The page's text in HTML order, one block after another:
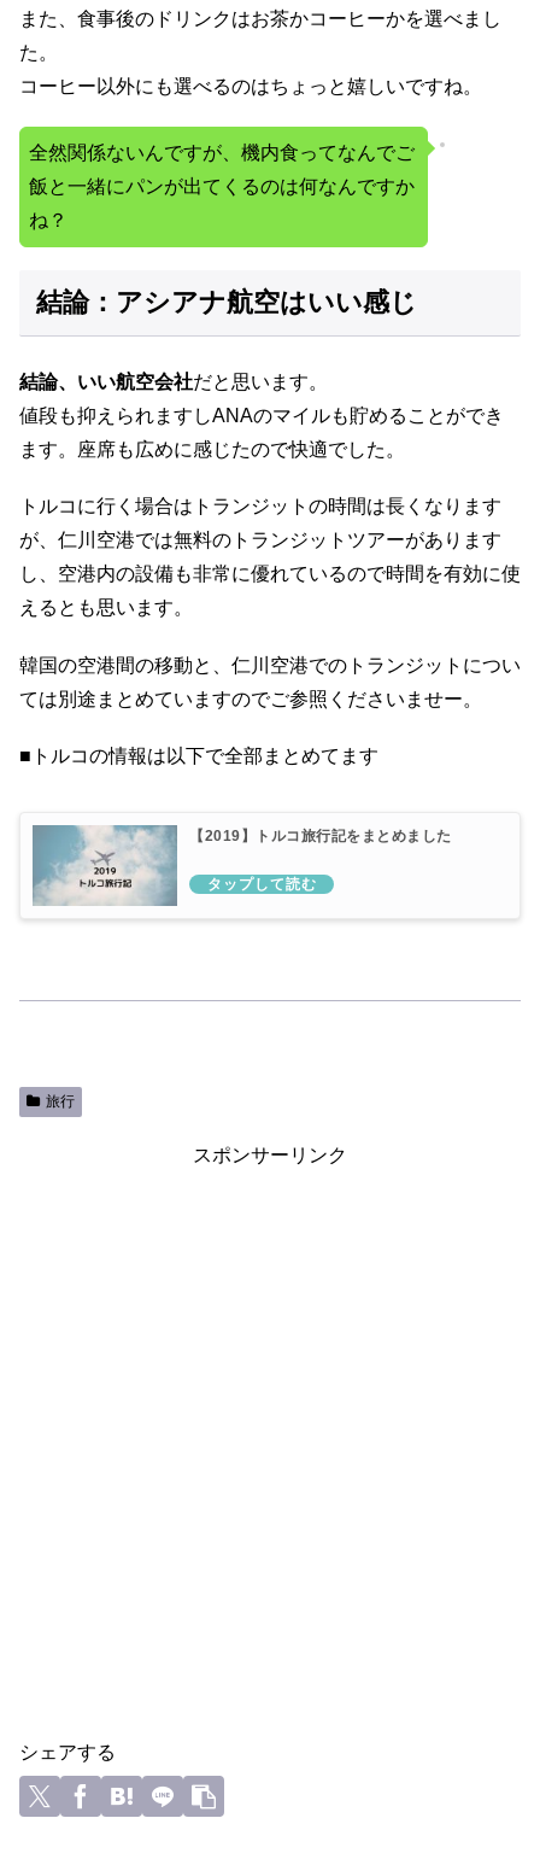
また、食事後のドリンクはお茶かコーヒーかを選べまし
た。
コーヒー以外にも選べるのはちょっと嬉しいですね。
全然関係ないんですが、機内食ってなんでご
飯と一緒にパンが出てくるのは何なんですか
ね？
結論：アシアナ航空はいい感じ
結論、いい航空会社だと思います。
値段も抑えられますしANAのマイルも貯めることができ
ます。座席も広めに感じたので快適でした。
トルコに行く場合はトランジットの時間は長くなります
が、仁川空港では無料のトランジットツアーがあります
し、空港内の設備も非常に優れているので時間を有効に使
えるとも思います。
韓国の空港間の移動と、仁川空港でのトランジットについ
ては別途まとめていますのでご参照くださいませー。
■トルコの情報は以下で全部まとめてます
【2019】トルコ旅行記をまとめました
旅行
スポンサーリンク
シェアする